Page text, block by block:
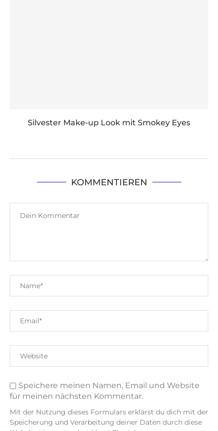
Silvester Make-up Look mit Smokey Eyes
KOMMENTIEREN
Speichere meinen Namen, Email und Website
für meinen nächsten Kommentar.
Mit der Nutzung dieses Formulars erklärst du dich mit der
Speicherung und Verarbeitung deiner Daten durch diese